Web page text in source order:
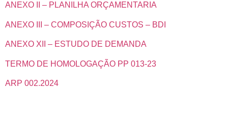
ANEXO II – PLANILHA ORÇAMENTARIA
ANEXO III – COMPOSIÇÃO CUSTOS – BDI
ANEXO XII – ESTUDO DE DEMANDA
TERMO DE HOMOLOGAÇÃO PP 013-23
ARP 002.2024